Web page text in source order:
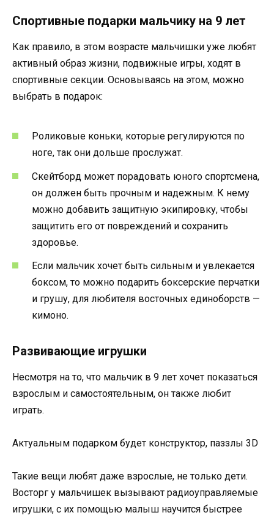
Спортивные подарки мальчику на 9 лет
Как правило, в этом возрасте мальчишки уже любят
активный образ жизни, подвижные игры, ходят в
спортивные секции. Основываясь на этом, можно
выбрать в подарок:
Роликовые коньки, которые регулируются по
ноге, так они дольше прослужат.
Скейтборд может порадовать юного спортсмена,
он должен быть прочным и надежным. К нему
можно добавить защитную экипировку, чтобы
защитить его от повреждений и сохранить
здоровье.
Если мальчик хочет быть сильным и увлекается
боксом, то можно подарить боксерские перчатки
и грушу, для любителя восточных единоборств —
кимоно.
Развивающие игрушки
Несмотря на то, что мальчик в 9 лет хочет показаться
взрослым и самостоятельным, он также любит
играть.
Актуальным подарком будет конструктор, паззлы 3D
Такие вещи любят даже взрослые, не только дети.
Восторг у мальчишек вызывают радиоуправляемые
игрушки, с их помощью малыш научится быстрее